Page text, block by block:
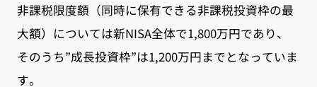
非課税限度額（同時に保有できる非課税投資枠の最
大額）については新NISA全体で1,800万円であり、
そのうち”成長投資枠”は1,200万円までとなっていま
す。